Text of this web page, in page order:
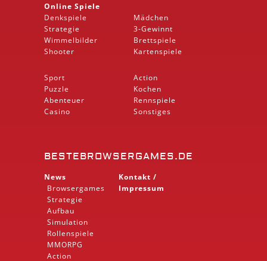
Online Spiele
Denkspiele
Strategie
Wimmelbilder
Shooter
Mädchen
3-Gewinnt
Brettspiele
Kartenspiele
Sport
Puzzle
Abenteuer
Casino
Action
Kochen
Rennspiele
Sonstiges
BESTEBROWSERGAMES.DE
News
Browsergames
Strategie
Aufbau
Simulation
Rollenspiele
MMORPG
Action
Kontakt /
Impressum